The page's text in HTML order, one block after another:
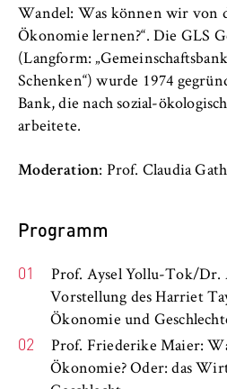
o
n
o
m
i
c
a
L
w
Wandel: Was können wir von
Ökonomie lernen?“. Die GLS
(Langform:
Schenken“) wurde 1974
Bank, die nach sozial-
arbeitete.
Moderation: Prof. Claudia
Programm
Prof. Aysel Yollu-Tok/Dr.
Vorstellung des Harriet
Ökonomie und
Prof. Friederike Maier:
Ökonomie? Oder: das
Zweck:
Dient der Identifizierung
Browsersitzung für
Benutzer (z. B. im
Mitgliederbereich). Er
während des Besuchs
MARKETING
Name: